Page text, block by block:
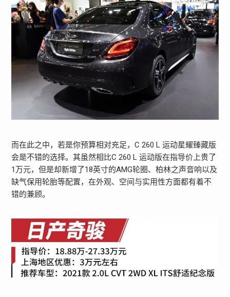
而在此之中，若是你预算相对充足，C 260 L 运动星耀臻藏版
会是不错的选择。其虽然相比C 260 L 运动版在指导价上贵了
1万元，但是却新增了18英寸的AMG轮圈、柏林之声音响以及
缺气保用轮胎等配置，在外观、空间与实用性方面都有着不
错的兼顾。